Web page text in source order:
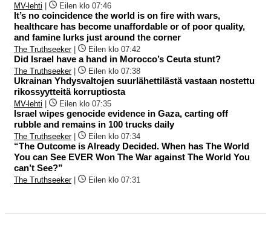
MV-lehti Eilen klo 07:46
It’s no coincidence the world is on fire with wars,
healthcare has become unaffordable or of poor quality,
and famine lurks just around the corner
The Truthseeker| Eilen klo 07:42
Did Israel have a hand in Morocco’s Ceuta stunt?
The Truthseeker| Eilen klo 07:38
Ukrainan Yhdysvaltojen suurlähettilästä vastaan nostettu
rikossyytteitä korruptiosta
MV-lehti Eilen klo 07:35
Israel wipes genocide evidence in Gaza, carting off
rubble and remains in 100 trucks daily
The Truthseeker| Eilen klo 07:34
“The Outcome is Already Decided. When has The World
You can See EVER Won The War against The World You
can’t See?”
The Truthseeker| Eilen klo 07:31